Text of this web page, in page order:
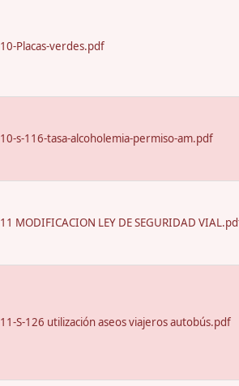
10-Placas-verdes.pdf
10-s-116-tasa-alcoholemia-permiso-am.pdf
11 MODIFICACION LEY DE SEGURIDAD
11-S-126 utilización aseos viajeros autobús.pdf